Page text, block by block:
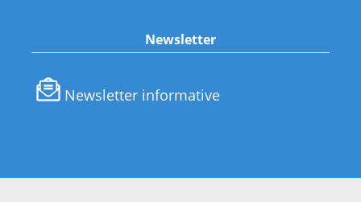
Newsletter
Newsletter informative